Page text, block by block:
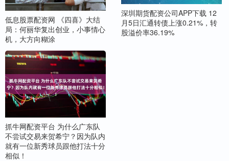
低息股票配资网 《四喜》大结
局：何丽华复出创业，小事情心
机，大方向糊涂
深圳期货配资公司APP下载 12
月5日汇通转债上涨0.21%，转
股溢价率36.19%
抓牛网配资平台 为什么广东队
不尝试交易来贺希宁？因为队内
就有一位新秀球员跟他打法十分
相似！